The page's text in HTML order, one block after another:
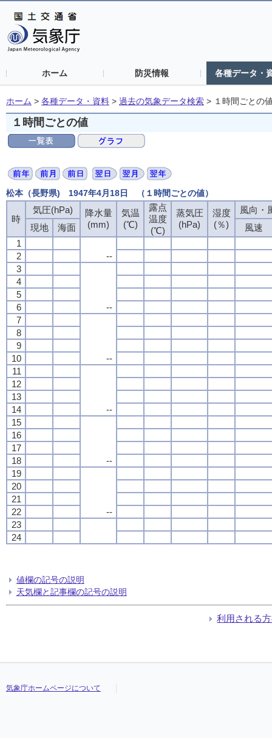
ホーム 防災情報 各種データ・
ホーム > 各種データ・資料 > 過去の気象データ検索 > １時間ごとの
１時間ごとの値
松本（長野県) 1947年4月18日 （１時間ごとの値）
時
気圧(hPa)
降水量
(mm)
気温
(℃)
露点
温度
(℃)
蒸気圧
(hPa)
湿度
(％)
風向・
現地
海面
風速
1
--
2
3
--
4
5
6
7
--
8
9
10
11
--
12
13
14
15
--
16
17
18
19
--
20
21
22
23
24
値欄の記号の説明
天気欄と記事欄の記号の説明
利用される
気象庁ホームページについて